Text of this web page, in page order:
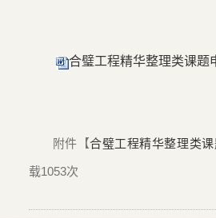
合璧工程精华整理类课题
附件【合璧工程精华整理类
载1053次